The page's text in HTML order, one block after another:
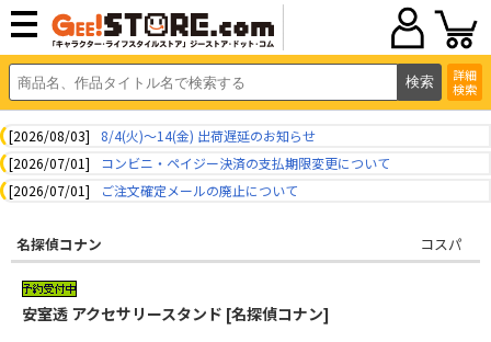
詳細
検索
[2026/08/03]
8/4(火)～14(金) 出荷遅延のお知らせ
[2026/07/01]
コンビニ・ペイジー決済の支払期限変更について
[2026/07/01]
ご注文確定メールの廃止について
名探偵コナン コスパ
安室透 アクセサリースタンド [名探偵コナン]